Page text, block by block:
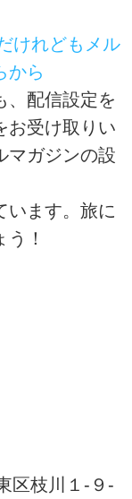
けれどもメル
から
、配信設定を
お受け取りい
マガジンの設
います。旅に
！
区枝川１-９-